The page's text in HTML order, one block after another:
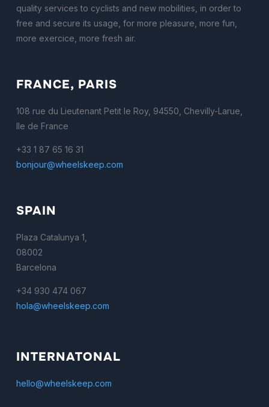
quality services to cyclists and new mobilities, in order to
free and secure its usage, for more pleasure, more fun,
more exercice, more fresh air.
FRANCE, PARIS
108 rue du Lieutenant Petit le Roy, 94550, Chevilly-Larue,
Ile de France
+33 1 87 65 16 31
bonjour@wheelskeep.com
SPAIN
Plaza Catalunya 1,
08002
Barcelona
+34 930 474 067
hola@wheelskeep.com
INTERNATONAL
hello@wheelskeep.com